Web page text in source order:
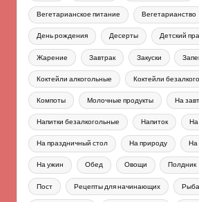
Вегетарианское питание Вегетарианство
День рождения Десерты Детский
Жарение Завтрак Закуски
Коктейли алкогольные Коктейли
Компоты Молочные продукты На
Напитки безалкогольные Напиток На
На праздничный стол На природу На
На ужин Обед Овощи Полдник
Пост Рецепты для начинающих